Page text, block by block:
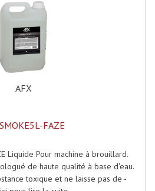
Système Amplifiés
Passives Sono
De Scène
Nomade Bluetooth
(Ecoutes De Studio)
Portables Amplifiées
AFX
FAZE
Liquide Pour machine à brouillard.
de haute qualité à base d'eau.
toxique et ne laisse pas de -